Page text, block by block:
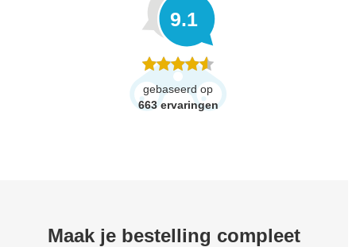
9.1
gebaseerd op
663 ervaringen
Maak je bestelling compleet